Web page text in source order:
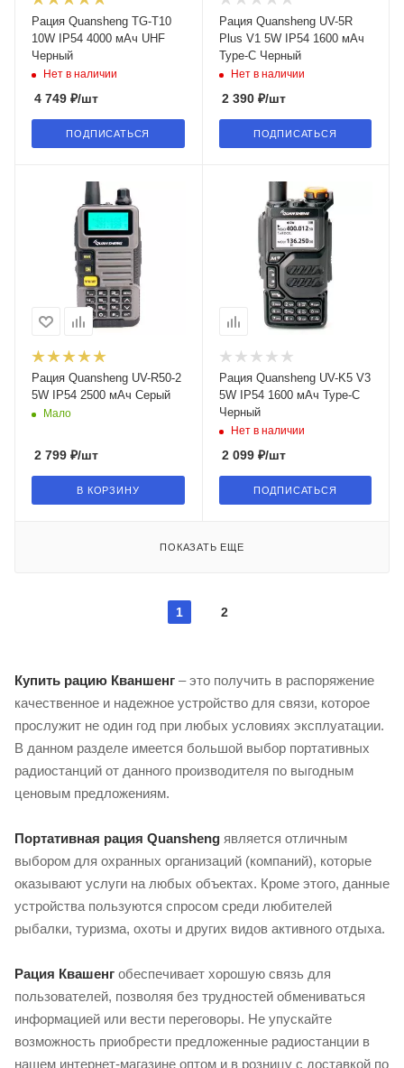
Рация Quansheng TG-T10
10W IP54 4000 мАч UHF
Черный
Нет в наличии
4 749 ₽/шт
ПОДПИСАТЬСЯ
Рация Quansheng UV-5R
Plus V1 5W IP54 1600 мАч
Type-C Черный
Нет в наличии
2 390₽/шт
ПОДПИСАТЬСЯ
Рация Quansheng UV-R50-2
5W IP54 2500 мАч Серый
Мало
2 799 ₽/шт
В КОРЗИНУ
Рация Quansheng UV-K5 V3
5W IP54 1600 мАч Type-C
Черный
Нет в наличии
2 099₽/шт
ПОДПИСАТЬСЯ
ПОКАЗАТЬ ЕЩЕ
1 2
Купить рацию Кваншенг – это получить в распоряжение
качественное и надежное устройство для связи, которое
прослужит не один год при любых условиях эксплуатации.
В данном разделе имеется большой выбор портативных
радиостанций от данного производителя по выгодным
ценовым предложениям.
Портативная рация Quansheng является отличным
выбором для охранных организаций (компаний), которые
оказывают услуги на любых объектах. Кроме этого, данные
устройства пользуются спросом среди любителей
рыбалки, туризма, охоты и других видов активного отдыха.
Рация Квашенг обеспечивает хорошую связь для
пользователей, позволяя без трудностей обмениваться
информацией или вести переговоры. Не упускайте
возможность приобрести предложенные радиостанции в
нашем интернет-магазине оптом и в розницу с доставкой по